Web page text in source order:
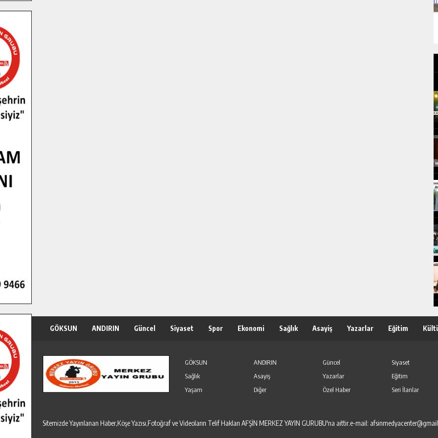
GÖKSUN ANDIRIN Güncel Siyaset Spor Ekonomi Sağlık Asayiş Yazarlar Eğitim
GÖKSUN ANDIRIN Güncel Siyaset
Sağlık
Asayiş Yazarlar Eğitim
Yaşam
Diğer Özel Haber Seri İlanlar
Sitemizde Yayınlanan Haber,Köşe Yazısı,Fotoğraf ve Videoların Telif Hakları AFŞİN MERKEZ YAYIN GURUBU'na aittir.e-mail: